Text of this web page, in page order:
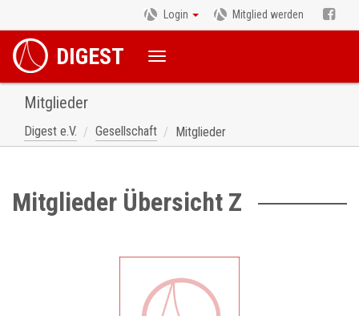
Login Mitglied werden
DIGEST
Mitglieder
Digest e.V. Gesellschaft Mitglieder
Mitglieder Übersicht Z